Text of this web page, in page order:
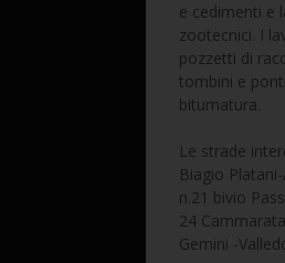
e cedimenti e
zootecnici. I
pozzetti di
tombini e
bitumatura.
Le strade
Biagio
n.21 bivio
24
Gemini -